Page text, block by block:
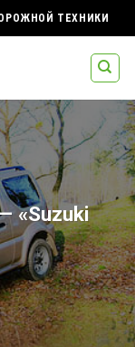
ТЕХНИКИ
«Suzuki